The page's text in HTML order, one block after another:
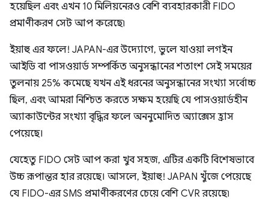
হয়েছিল এবং এখন 10 মিলিয়নেরও বেশি ব্যবহারকারী FIDO
প্রমাণীকরণ সেট আপ করেছে৷
ইয়াহু এর ফলে! JAPAN-এর উদ্যোগে, ভুলে যাওয়া লগইন
আইডি বা পাসওয়ার্ড সম্পর্কিত অনুসন্ধানের শতাংশ সেই সময়ের
তুলনায় 25% কমেছে যখন এই ধরনের অনুসন্ধানের সংখ্যা সর্বোচ্চ
ছিল, এবং আমরা নিশ্চিত করতে সক্ষম হয়েছি যে পাসওয়ার্ডহীন
অ্যাকাউন্টের সংখ্যা বৃদ্ধির ফলে অননুমোদিত অ্যাক্সেস হ্রাস
পেয়েছে।
যেহেতু FIDO সেট আপ করা খুব সহজ, এটির একটি বিশেষভাবে
উচ্চ রূপান্তর হার রয়েছে। আসলে, ইয়াহু! JAPAN খুঁজে পেয়েছে
যে FIDO-এর SMS প্রমাণীকরণের চেয়ে বেশি CVR রয়েছে৷